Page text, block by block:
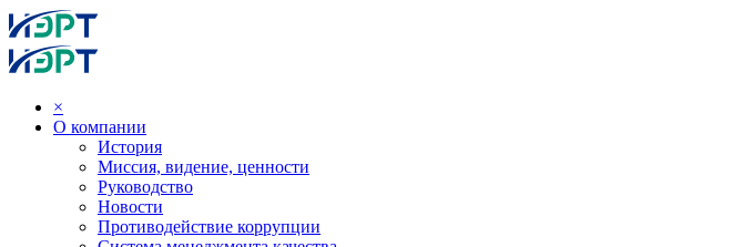
×
О компании
История
Миссия, видение, ценности
Руководство
Новости
Противодействие коррупции